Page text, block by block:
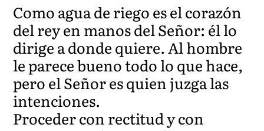
Como agua de riego es el corazón
del rey en manos del Señor: él lo
dirige a donde quiere. Al hombre
le parece bueno todo lo que hace,
pero el Señor es quien juzga las
intenciones.
Proceder con rectitud y con